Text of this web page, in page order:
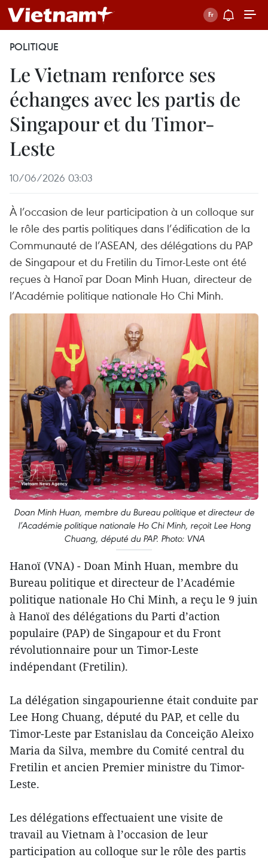
POLITIQUE
Le Vietnam renforce ses
échanges avec les partis de
Singapour et du Timor-
Leste
10/06/2026 03:03
À l’occasion de leur participation à un colloque sur
le rôle des partis politiques dans l’édification de la
Communauté de l’ASEAN, des délégations du PAP
de Singapour et du Fretilin du Timor-Leste ont été
reçues à Hanoï par Doan Minh Huan, directeur de
l’Académie politique nationale Ho Chi Minh.
Doan Minh Huan, membre du Bureau politique et directeur de
l’Académie politique nationale Ho Chi Minh, reçoit Lee Hong
Chuang, député du PAP. Photo: VNA
Hanoï (VNA) - Doan Minh Huan, membre du
Bureau politique et directeur de l’Académie
politique nationale Ho Chi Minh, a reçu le 9 juin
à Hanoï des délégations du Parti d’action
populaire (PAP) de Singapour et du Front
révolutionnaire pour un Timor-Leste
indépendant (Fretilin).
La délégation singapourienne était conduite par
Lee Hong Chuang, député du PAP, et celle du
Timor-Leste par Estanislau da Conceição Aleixo
Maria da Silva, membre du Comité central du
Fretilin et ancien Premier ministre du Timor-
Leste.
Les délégations effectuaient une visite de
travail au Vietnam à l’occasion de leur
participation au colloque sur le rôle des partis